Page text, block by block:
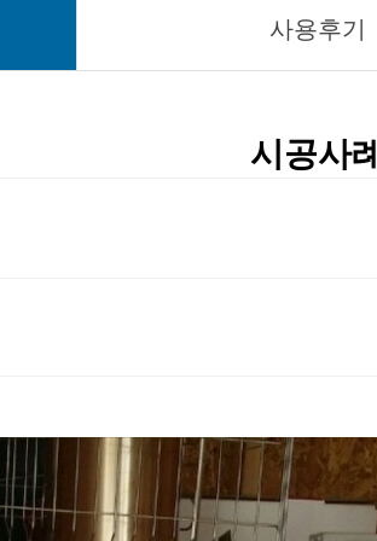
사용후기
시공사례